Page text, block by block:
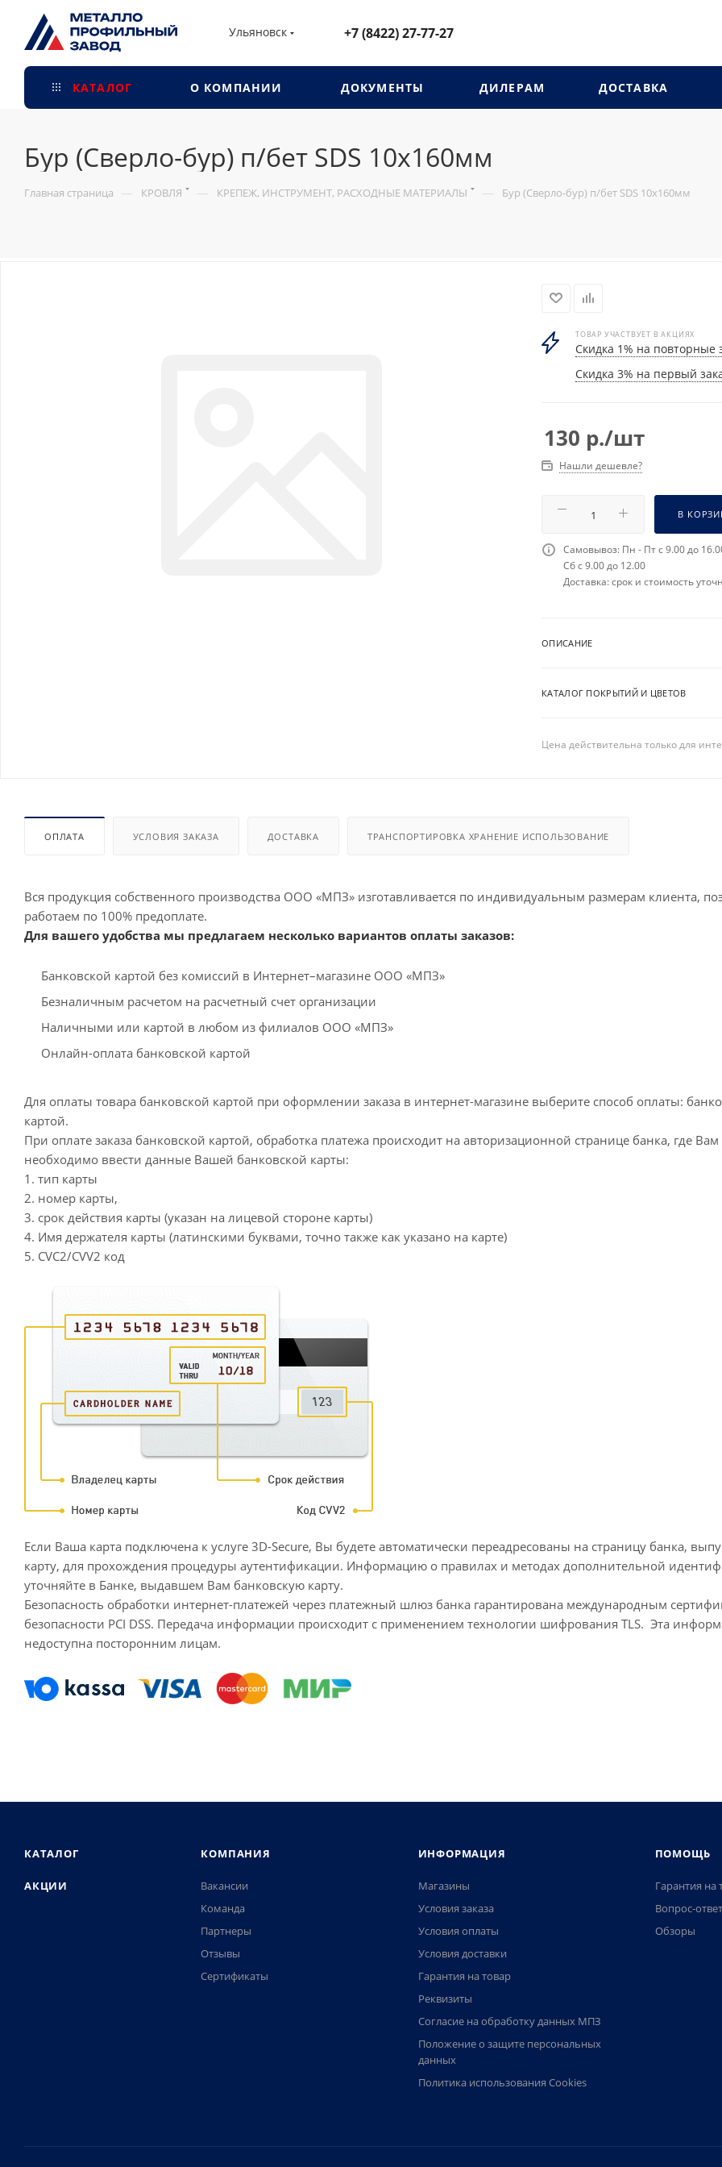
Ульяновск +7 (8422) 27-77-27
КАТАЛОГ О КОМПАНИИ ДОКУМЕНТЫ ДИЛЕРАМ ДОСТАВКА
Бур (Сверло-бур) п/бет SDS 10х160мм
Главная страница — КРОВЛЯ — КРЕПЕЖ, ИНСТРУМЕНТ, РАСХОДНЫЕ МАТЕРИАЛЫ — Бур (Сверло-бур) п/бет SDS 10х160мм
ТОВАР УЧАСТВУЕТ В АКЦИЯХ
Скидка 1% на повторные
Скидка 3% на первый
130 р./шт
Нашли дешевле?
В
Самовывоз: Пн - Пт с 9.00 до
Сб с 9.00 до 12.00
Доставка: срок и стоимость
ОПИСАНИЕ
КАТАЛОГ ПОКРЫТИЙ И ЦВЕТОВ
Цена действительна только для
ОПЛАТА УСЛОВИЯ ЗАКАЗА ДОСТАВКА ТРАНСПОРТИРОВКА ХРАНЕНИЕ ИСПОЛЬЗОВАНИЕ
Вся продукция собственного производства ООО «МПЗ» изготавливается по индивидуальным размерам клиента,
работаем по 100% предоплате.
Для вашего удобства мы предлагаем несколько вариантов оплаты заказов:
Банковской картой без комиссий в Интернет–магазине ООО «МПЗ»
Безналичным расчетом на расчетный счет организации
Наличными или картой в любом из филиалов ООО «МПЗ»
Онлайн-оплата банковской картой
Для оплаты товара банковской картой при оформлении заказа в интернет-магазине выберите способ оплаты:
картой.
При оплате заказа банковской картой, обработка платежа происходит на авторизационной странице банка, где Вам
необходимо ввести данные Вашей банковской карты:
1. тип карты
2. номер карты,
3. срок действия карты (указан на лицевой стороне карты)
4. Имя держателя карты (латинскими буквами, точно также как указано на карте)
5. CVC2/CVV2 код
Если Ваша карта подключена к услуге 3D-Secure, Вы будете автоматически переадресованы на страницу банка,
карту, для прохождения процедуры аутентификации. Информацию о правилах и методах дополнительной
уточняйте в Банке, выдавшем Вам банковскую карту.
Безопасность обработки интернет-платежей через платежный шлюз банка гарантирована международным
безопасности PCI DSS. Передача информации происходит с применением технологии шифрования TLS. Эта
недоступна посторонним лицам.
КАТАЛОГ
АКЦИИ
КОМПАНИЯ
Вакансии
Команда
Партнеры
Отзывы
Сертификаты
ИНФОРМАЦИЯ
Магазины
Условия заказа
Условия оплаты
Условия доставки
Гарантия на товар
Реквизиты
Согласие на обработку данных МПЗ
Положение о защите персональных
данных
Политика использования Cookies
ПОМОЩЬ
Гарантия на
Вопрос-ответ
Обзоры